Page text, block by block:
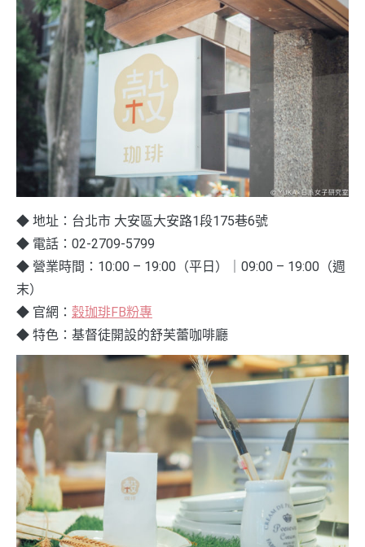
◆ 地址：台北市 大安區大安路1段175巷6號
◆ 電話：02-2709-5799
◆ 營業時間：10:00 – 19:00（平日）｜09:00 – 19:00（週
末）
◆ 官網： 穀珈琲FB粉專
◆ 特色：基督徒開設的舒芙蕾咖啡廳